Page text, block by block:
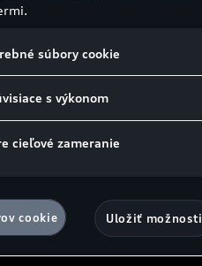
súbory cookie
s výkonom
cieľové zameranie
cookie Uložiť možnosti